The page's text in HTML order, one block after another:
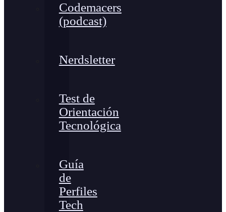
Codemacers
(podcast)
Nerdsletter
Test de
Orientación
Tecnológica
Guía
de
Perfiles
Tech